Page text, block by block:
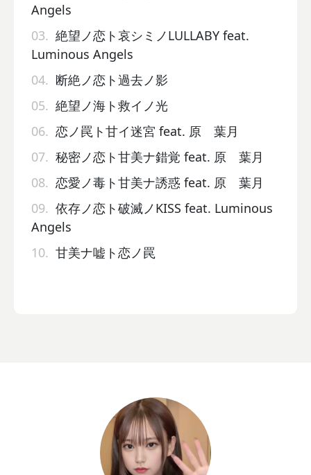
Angels
03. 絶望ノ恋ト哀シミノLULLABY feat.
Luminous Angels
04. 断絶ノ恋ト過去ノ影
05. 絶望ノ海ト救イノ光
06. 恋ノ罠ト甘イ迷宮 feat. 原 葉月
07. 秘密ノ恋ト甘美ナ錯覚 feat. 原 葉月
08. 恋愛ノ毒ト甘美ナ誘惑 feat. 原 葉月
09. 依存ノ恋ト破滅ノKISS feat. Luminous
Angels
10. 甘美ナ嘘ト恋ノ罠